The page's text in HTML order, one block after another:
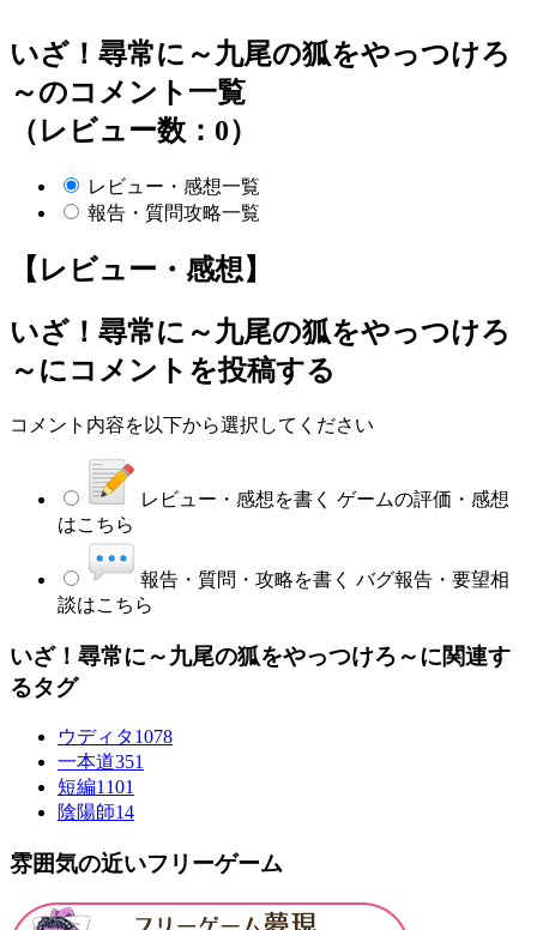
いざ！尋常に～九尾の狐をやっつけろ
～のコメント一覧
（レビュー数：0）
レビュー・感想一覧
報告・質問攻略一覧
【レビュー・感想】
いざ！尋常に～九尾の狐をやっつけろ
～ にコメントを投稿する
コメント内容を以下から選択してください
レビュー・感想を書く ゲームの評価・感想
はこちら
報告・質問・攻略を書く バグ報告・要望相
談はこちら
いざ！尋常に～九尾の狐をやっつけろ～に関連す
るタグ
ウディタ1078
一本道351
短編1101
陰陽師14
雰囲気の近いフリーゲーム